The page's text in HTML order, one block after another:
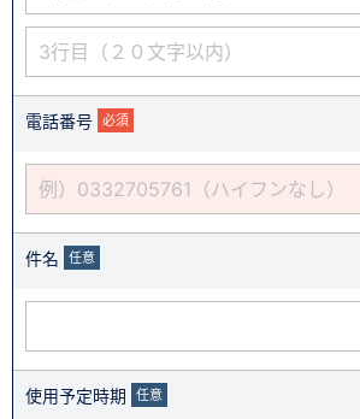
電話番号 必須
件名 任意
使用予定時期 任意